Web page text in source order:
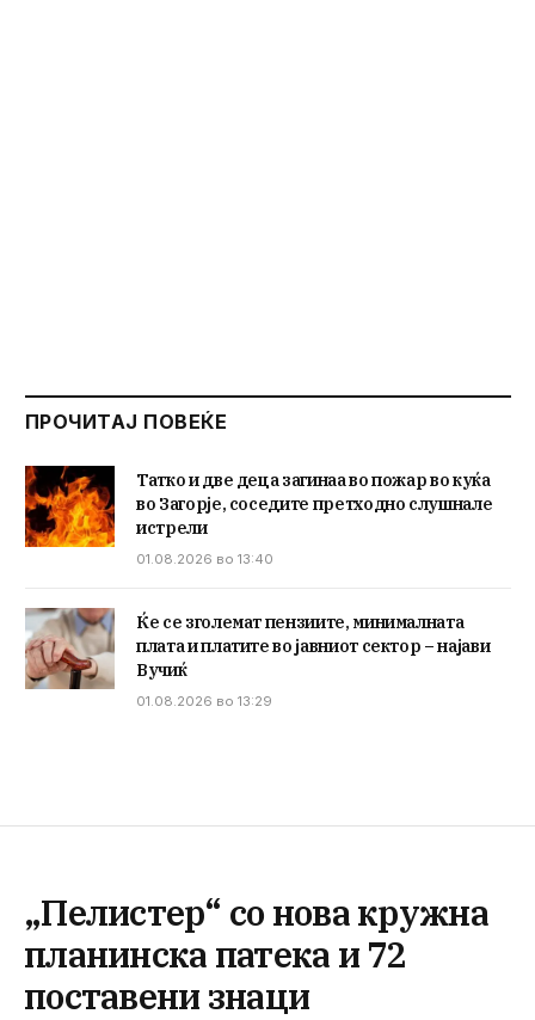
ПРОЧИТАЈ ПОВЕЌЕ
Татко и две деца загинаа во пожар во куќа
во Загорје, соседите претходно слушнале
истрели
01.08.2026 во 13:40
Ќе се зголемат пензиите, минималната
плата и платите во јавниот сектор – најави
Вучиќ
01.08.2026 во 13:29
„Пелистер“ со нова кружна
планинска патека и 72
поставени знаци